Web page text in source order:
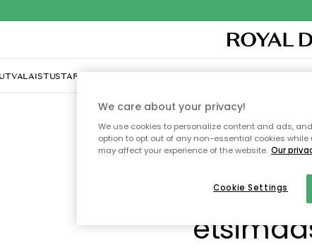
VALAISTUSTARJOILU JA KATTAUSSISUSTUSTEKSTIILIT & MATOT
Emme
We care about your privacy!
We use cookies to personalize content and ads,
option to opt out of any non-essential cookies
may affect your experience of the website. Our
Cookie Settings